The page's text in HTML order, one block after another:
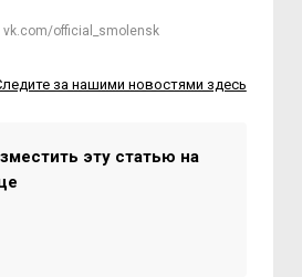
official_smolensk
за нашими новостями здесь
эту статью на